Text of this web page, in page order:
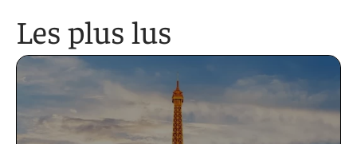
Les plus lus